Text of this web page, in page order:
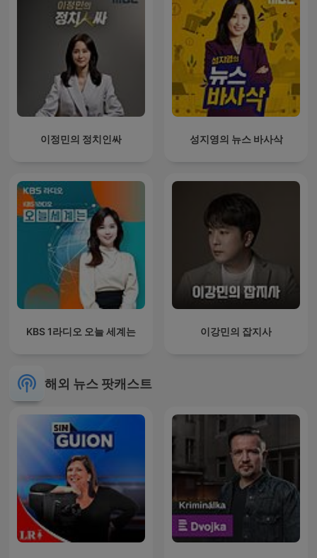
이정민의 정치인싸 성지영의 뉴스 바사삭
KBS 1라디오 오늘 세계는 이강민의 잡지사
해외 뉴스 팟캐스트